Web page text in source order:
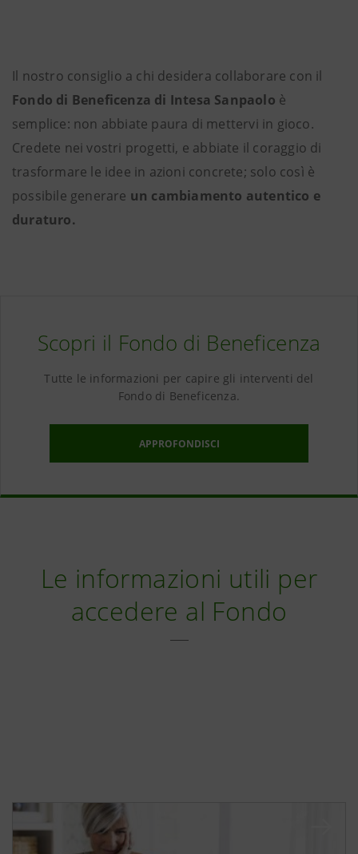
Il nostro consiglio a chi desidera collaborare con il
Fondo di Beneficenza di Intesa Sanpaolo è
semplice: non abbiate paura di mettervi in gioco.
Credete nei vostri progetti, e abbiate il coraggio di
trasformare le idee in azioni concrete; solo così è
possibile generare un cambiamento autentico e
duraturo.
Scopri il Fondo di Beneficenza
Tutte le informazioni per capire gli interventi del
Fondo di Beneficenza.
APPROFONDISCI
Le informazioni utili per
accedere al Fondo